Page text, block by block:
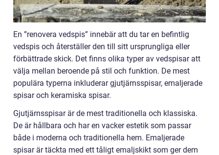
En ”renovera vedspis” innebär att du tar en befintlig
vedspis och återställer den till sitt ursprungliga eller
förbättrade skick. Det finns olika typer av vedspisar att
välja mellan beroende på stil och funktion. De mest
populära typerna inkluderar gjutjärnsspisar, emaljerade
spisar och keramiska spisar.
Gjutjärnsspisar är de mest traditionella och klassiska.
De är hållbara och har en vacker estetik som passar
både i moderna och traditionella hem. Emaljerade
spisar är täckta med ett tåligt emaljskikt som ger dem